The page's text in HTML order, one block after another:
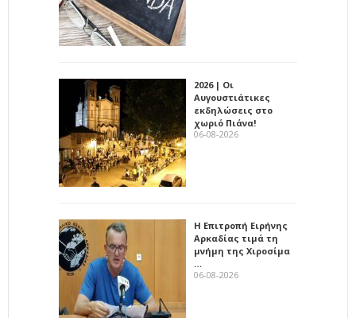
2026 | Οι
Αυγουστιάτικες
εκδηλώσεις στο
χωριό Πιάνα!
06-08-2026
Η Επιτροπή Ειρήνης
Αρκαδίας τιμά τη
μνήμη της Χιροσίμα
…
06-08-2026